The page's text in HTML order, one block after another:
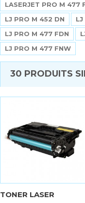
LASERJET PRO M 477
LJ PRO M 452 DN
LJ PRO M 477 FDN
LJ PRO M 477 FNW
30 PRODUITS
TONER LASER